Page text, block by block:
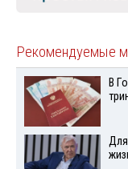
Рекомендуемые
В